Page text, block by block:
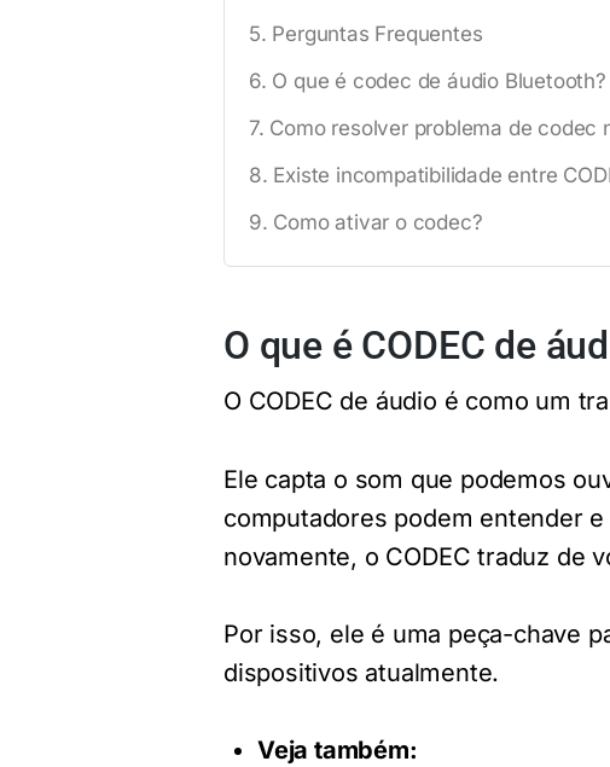
Perguntas Frequentes
O que é codec de áudio Bluetooth?
Como resolver problema de codec
Existe incompatibilidade entre
Como ativar o codec?
O que é CODEC de
O CODEC de áudio é como um
Ele capta o som que podemos
computadores podem entender
novamente, o CODEC traduz de
Por isso, ele é uma peça-chave
dispositivos atualmente.
Veja também: